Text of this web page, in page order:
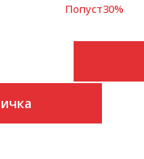
Попуст30%